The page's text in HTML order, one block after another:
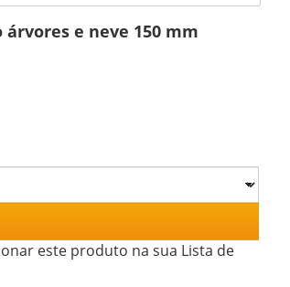
e neve 150 mm
este produto na sua Lista de